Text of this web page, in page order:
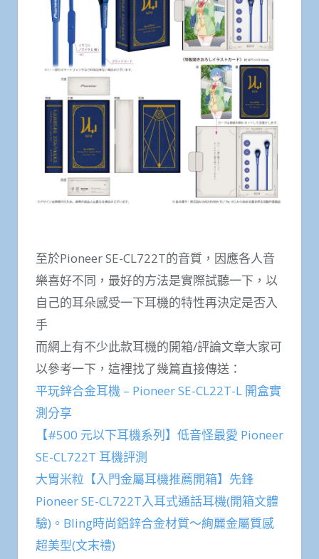
至於Pioneer SE-CL722T的音質，因應各人音
樂喜好不同，最好的方法是實際試聽一下，以
自己的耳朵感受一下耳機的特性再決定是否入
手
而網上有不少此款耳機的開箱/評論文章大家可
以參考一下，這裡找了幾篇直接傳送：
平玩鋅合金耳機 – Pioneer SE-CL22T-L 開盒實
測分享
【#500 元以下耳機系列】低音怪最愛 Pioneer
SE-CL722T 耳機評測
大胃米粒【入門金屬耳機推薦開箱】先鋒
Pioneer SE-CL722T入耳式通話耳機(開箱文體
驗)。Bling時尚鋁鋅合金材質～絢麗金屬質感
超美型(文末禮)